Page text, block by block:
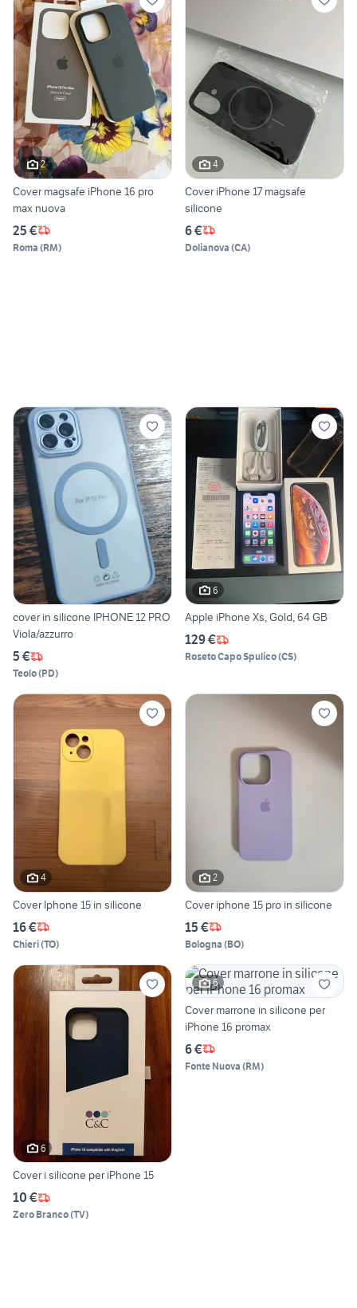
2
Cover magsafe iPhone 16 pro
max nuova
25 €
Roma (RM)
4
Cover iPhone 17 magsafe
silicone
6 €
Dolianova (CA)
cover in silicone IPHONE 12 PRO
Viola/azzurro
5 €
Teolo(PD)
6
Apple iPhone Xs, Gold, 64 GB
129 €
Roseto Capo Spulico(CS)
4
Cover Iphone 15 in silicone
16 €
Chieri(TO)
2
Cover iphone 15 pro in silicone
15 €
Bologna (BO)
6
Cover i silicone per iPhone 15
10 €
Zero Branco(TV)
6
Cover marrone in silicone per
iPhone 16 promax
6 €
Fonte Nuova (RM)